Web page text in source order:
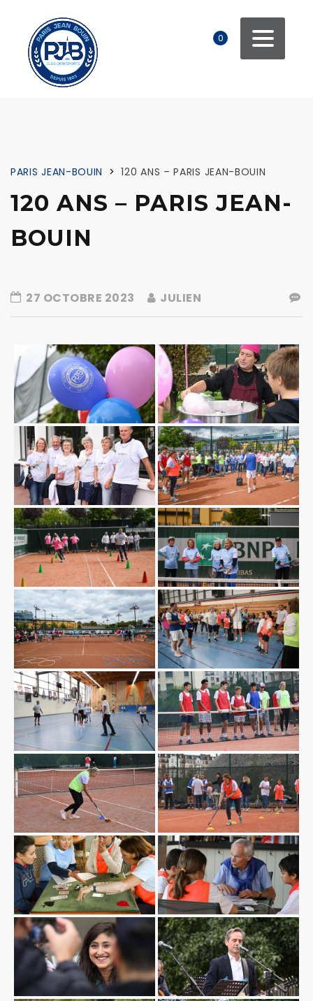
0
PARIS JEAN-BOUIN > 120 ANS – PARIS JEAN-BOUIN
120 ANS – PARIS JEAN-
BOUIN
27 OCTOBRE 2023 JULIEN